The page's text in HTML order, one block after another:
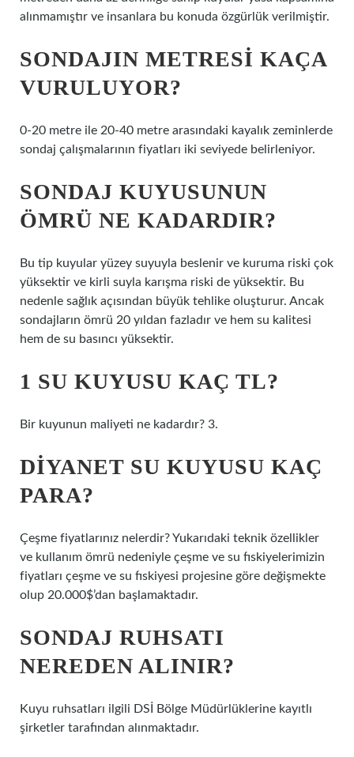
alınmamıştır ve insanlara bu konuda özgürlük verilmiştir.
SONDAJIN METRESI KAÇA
VURULUYOR?
0-20 metre ile 20-40 metre arasındaki kayalık zeminlerde
sondaj çalışmalarının fiyatları iki seviyede belirleniyor.
SONDAJ KUYUSUNUN
ÖMRÜ NE KADARDIR?
Bu tip kuyular yüzey suyuyla beslenir ve kuruma riski çok
yüksektir ve kirli suyla karışma riski de yüksektir. Bu
nedenle sağlık açısından büyük tehlike oluşturur. Ancak
sondajların ömrü 20 yıldan fazladır ve hem su kalitesi
hem de su basıncı yüksektir.
1 SU KUYUSU KAÇ TL?
Bir kuyunun maliyeti ne kadardır? 3.
DIYANET SU KUYUSU KAÇ
PARA?
Çeşme fiyatlarınız nelerdir? Yukarıdaki teknik özellikler
ve kullanım ömrü nedeniyle çeşme ve su fıskiyelerimizin
fiyatları çeşme ve su fıskiyesi projesine göre değişmekte
olup 20.000$’dan başlamaktadır.
SONDAJ RUHSATI
NEREDEN ALINIR?
Kuyu ruhsatları ilgili DSİ Bölge Müdürlüklerine kayıtlı
şirketler tarafından alınmaktadır.